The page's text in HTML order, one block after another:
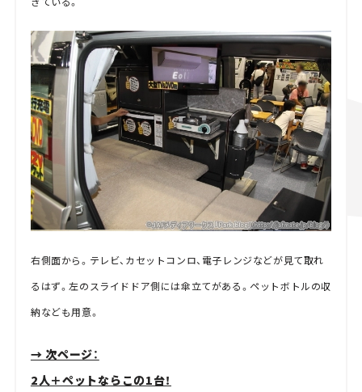
右側面から。テレビ、カセットコンロ、電子レンジなどが見て取れ
るはず。左のスライドドア側には傘立てがある。ペットボトルの収
納なども用意。
→ 次ページ：
2人＋ペットならこの1台！